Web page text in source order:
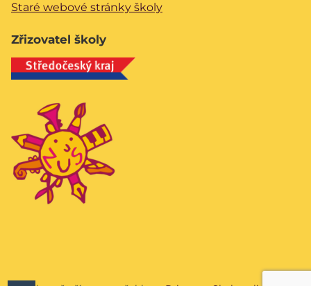
Staré webové stránky školy
Zřizovatel školy